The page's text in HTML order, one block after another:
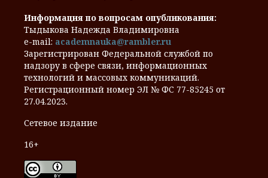
Информация по вопросам опубликования:
Тыдыкова Надежда Владимировна
e-mail: academnauka@rambler.ru
Зарегистрирован Федеральной службой по
надзору в сфере связи, информационных
технологий и массовых коммуникаций.
Регистрационный номер ЭЛ № ФС 77-85245 от
27.04.2023.
Сетевое издание
16+